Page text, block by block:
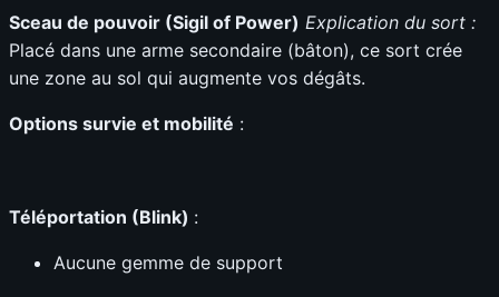
Sceau de pouvoir (Sigil of Power) Explication du sort :
Placé dans une arme secondaire (bâton), ce sort crée
une zone au sol qui augmente vos dégâts.
Options survie et mobilité :
Téléportation (Blink) :
Aucune gemme de support